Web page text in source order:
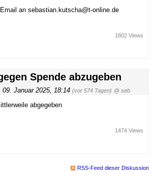
an sebastian.kutscha@t-online.de
1802 Views
Spende abzugeben
09. Januar 2025, 18:14 (vor 574 Tagen) @ seb
abgegeben
1474 Views
RSS-Feed dieser Diskussion